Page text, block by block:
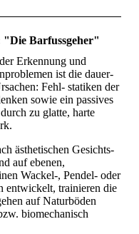
"Die Barfussgeher"
Erkennung und
ist die dauer­
Fehl- statiken der
sowie ein passives
zu glatte, harte
ästhetischen Gesichts­
auf ebenen,
Wackel-, Pendel- oder
entwickelt, trainieren die
auf Naturböden
biomechanisch